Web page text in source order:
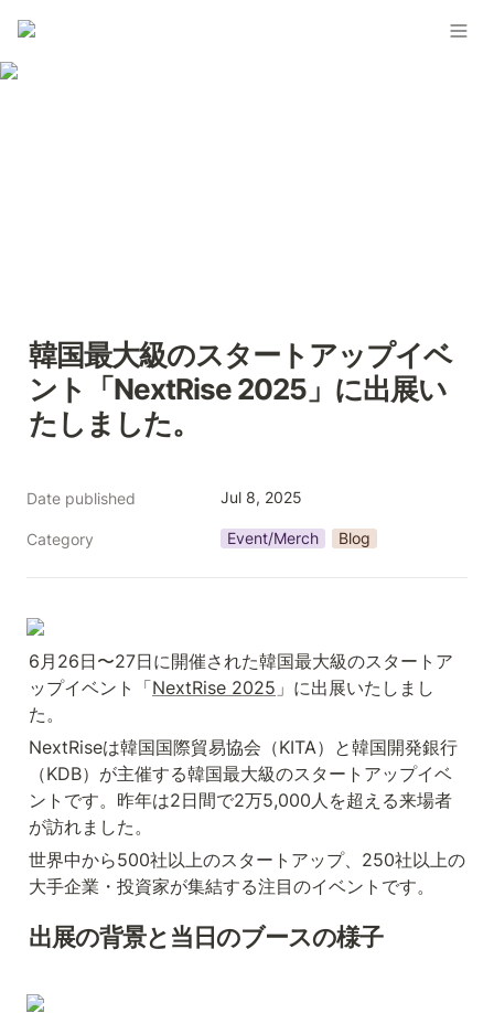
韓国最大級のスタートアップイベ
ント「NextRise 2025」に出展い
たしました。
Date published Jul 8, 2025
Category Event/Merch Blog
6月26日〜27日に開催された韓国最大級のスタートア
ップイベント「NextRise 2025 」に出展いたしまし
た。
NextRiseは韓国国際貿易協会（KITA）と韓国開発銀行
（KDB）が主催する韓国最大級のスタートアップイベ
ントです。昨年は2日間で2万5,000人を超える来場者
が訪れました。
世界中から500社以上のスタートアップ、250社以上の
大手企業・投資家が集結する注目のイベントです。
出展の背景と当日のブースの様子